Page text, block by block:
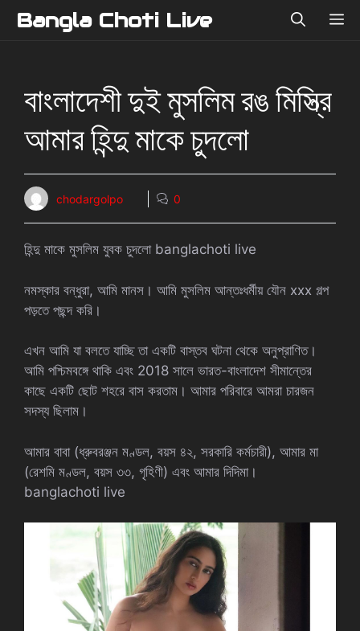
SkipBangla Choti Live
বাংলাদেশী দুই মুসলিম রঙ মিস্ত্রি
আমার হিন্দু মাকে চুদলো
chodargolpo 0
হিন্দু মাকে মুসলিম যুবক চুদলো banglachoti live
নমস্কার বন্ধুরা, আমি মানস। আমি মুসলিম আন্তঃধর্মীয় যৌন xxx গল্প
পড়তে পছন্দ করি।
এখন আমি যা বলতে যাচ্ছি তা একটি বাস্তব ঘটনা থেকে অনুপ্রাণিত।
আমি পশ্চিমবঙ্গে থাকি এবং 2018 সালে ভারত-বাংলাদেশ সীমান্তের
কাছে একটি ছোট শহরে বাস করতাম। আমার পরিবারে আমরা চারজন
সদস্য ছিলাম।
আমার বাবা (ধ্রুবরঞ্জন মণ্ডল, বয়স ৪২, সরকারি কর্মচারী), আমার মা
(রেশমি মণ্ডল, বয়স ৩৩, গৃহিণী) এবং আমার দিদিমা।
banglachoti live